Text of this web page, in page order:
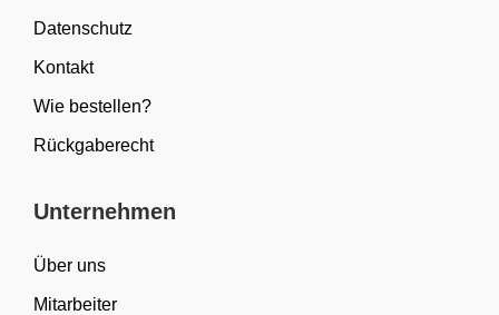
Datenschutz
Kontakt
Wie bestellen?
Rückgaberecht
Unternehmen
Über uns
Mitarbeiter